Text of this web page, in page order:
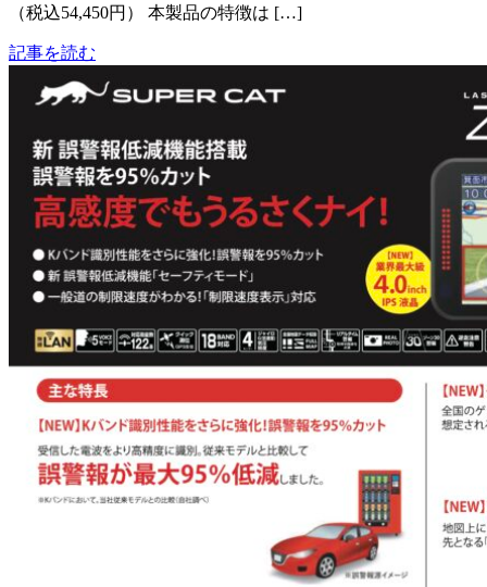
（税込54,450円） 本製品の特徴は […]
記事を読む